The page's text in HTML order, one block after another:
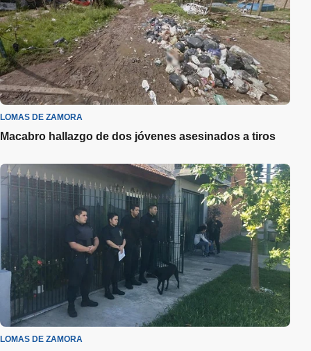
LOMAS DE ZAMORA
Macabro hallazgo de dos jóvenes asesinados a tiros
LOMAS DE ZAMORA